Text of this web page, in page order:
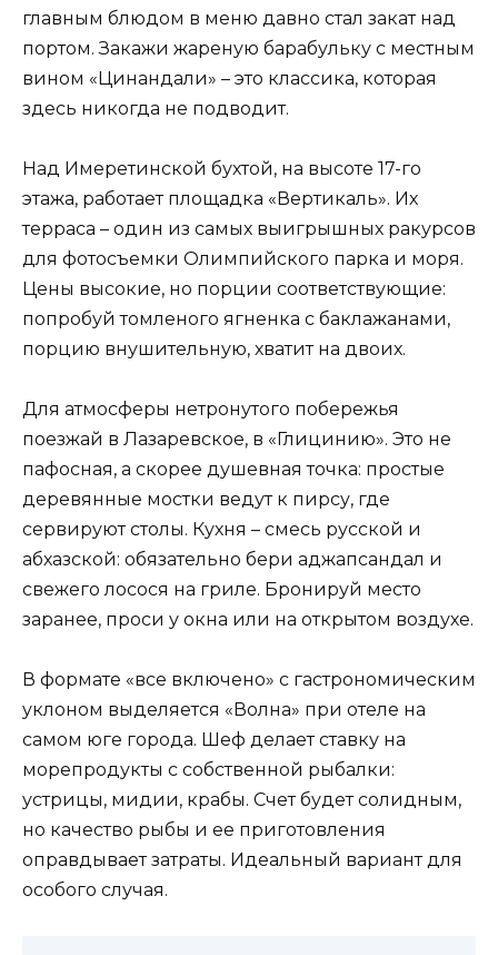
главным блюдом в меню давно стал закат над
портом. Закажи жареную барабульку с местным
вином «Цинандали» – это классика, которая
здесь никогда не подводит.
Над Имеретинской бухтой, на высоте 17-го
этажа, работает площадка «Вертикаль». Их
терраса – один из самых выигрышных ракурсов
для фотосъемки Олимпийского парка и моря.
Цены высокие, но порции соответствующие:
попробуй томленого ягненка с баклажанами,
порцию внушительную, хватит на двоих.
Для атмосферы нетронутого побережья
поезжай в Лазаревское, в «Глицинию». Это не
пафосная, а скорее душевная точка: простые
деревянные мостки ведут к пирсу, где
сервируют столы. Кухня – смесь русской и
абхазской: обязательно бери аджапсандал и
свежего лосося на гриле. Бронируй место
заранее, проси у окна или на открытом воздухе.
В формате «все включено» с гастрономическим
уклоном выделяется «Волна» при отеле на
самом юге города. Шеф делает ставку на
морепродукты с собственной рыбалки:
устрицы, мидии, крабы. Счет будет солидным,
но качество рыбы и ее приготовления
оправдывает затраты. Идеальный вариант для
особого случая.